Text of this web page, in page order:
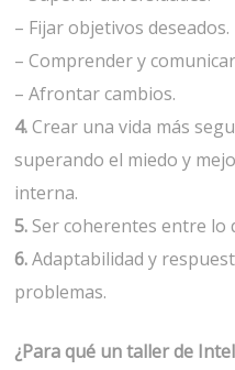
– Fijar objetivos deseados.
– Comprender y
– Afrontar cambios.
4.Crear una vida más
superando el miedo y
interna.
5. Ser coherentes entre lo
6.Adaptabilidad y
problemas.
¿Para qué un taller de